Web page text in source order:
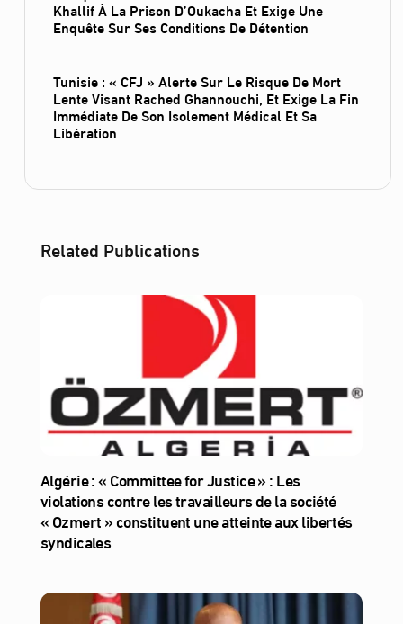
Khallif À La Prison D’Oukacha Et Exige Une
Enquête Sur Ses Conditions De Détention
Tunisie : « CFJ » Alerte Sur Le Risque De Mort
Lente Visant Rached Ghannouchi, Et Exige La Fin
Immédiate De Son Isolement Médical Et Sa
Libération
Related Publications
Algérie : « Committee for Justice » : Les
violations contre les travailleurs de la société
« Ozmert » constituent une atteinte aux libertés
syndicales